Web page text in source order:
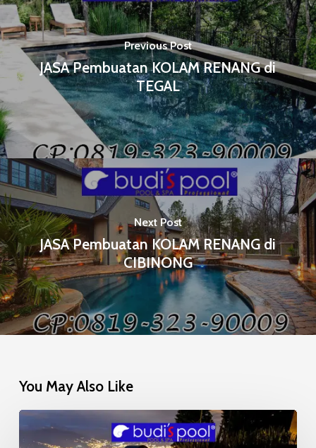
Previous Post
JASA Pembuatan KOLAM RENANG di
TEGAL
Next Post
JASA Pembuatan KOLAM RENANG di
CIBINONG
You May Also Like
Mosaic
Glow